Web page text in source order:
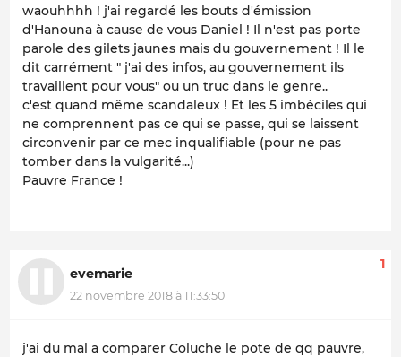
waouhhhh ! j'ai regardé les bouts d'émission
d'Hanouna à cause de vous Daniel ! Il n'est pas porte
parole des gilets jaunes mais du gouvernement ! Il le
dit carrément " j'ai des infos, au gouvernement ils
travaillent pour vous" ou un truc dans le genre..
c'est quand même scandaleux ! Et les 5 imbéciles qui
ne comprennent pas ce qui se passe, qui se laissent
circonvenir par ce mec inqualifiable (pour ne pas
tomber dans la vulgarité...)
Pauvre France !
evemarie
22 novembre 2018 à 11:33:50
1
j'ai du mal a comparer Coluche le pote de qq pauvre,